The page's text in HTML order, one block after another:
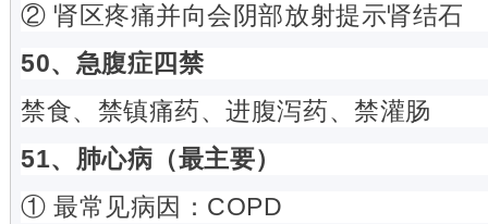
② 肾区疼痛并向会阴部放射提示肾结石
50、急腹症四禁
禁食、禁镇痛药、进腹泻药、禁灌肠
51、肺心病（最主要）
① 最常见病因：COPD